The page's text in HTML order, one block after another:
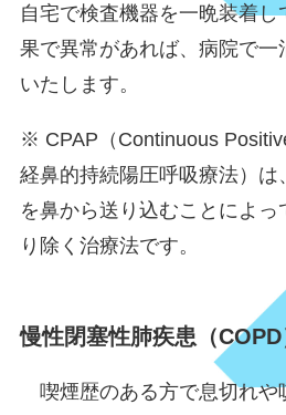
自宅で検査機器を一晩装着
果で異常があれば、病院で一
いたします。
※ CPAP（Continuous
経鼻的持続陽圧呼吸療法）は
を鼻から送り込むことによ
り除く治療法です。
慢性閉塞性肺疾患（COPD
喫煙歴のある方で息切れや